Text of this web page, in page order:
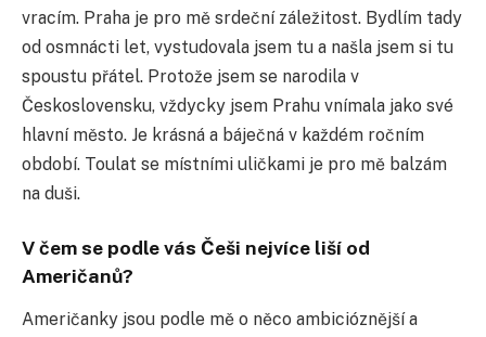
vracím. Praha je pro mě srdeční záležitost. Bydlím tady
od osmnácti let, vystudovala jsem tu a našla jsem si tu
spoustu přátel. Protože jsem se narodila v
Československu, vždycky jsem Prahu vnímala jako své
hlavní město. Je krásná a báječná v každém ročním
období. Toulat se místními uličkami je pro mě balzám
na duši.
V čem se podle vás Češi nejvíce liší od
Američanů?
Američanky jsou podle mě o něco ambicióznější a